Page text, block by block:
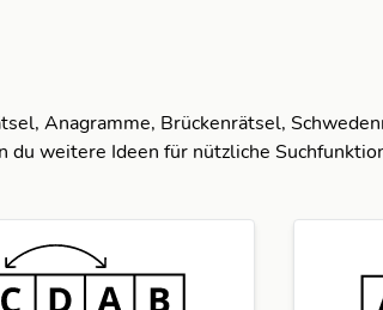
Anagramme, Brückenrätsel,
weitere Ideen für nützliche